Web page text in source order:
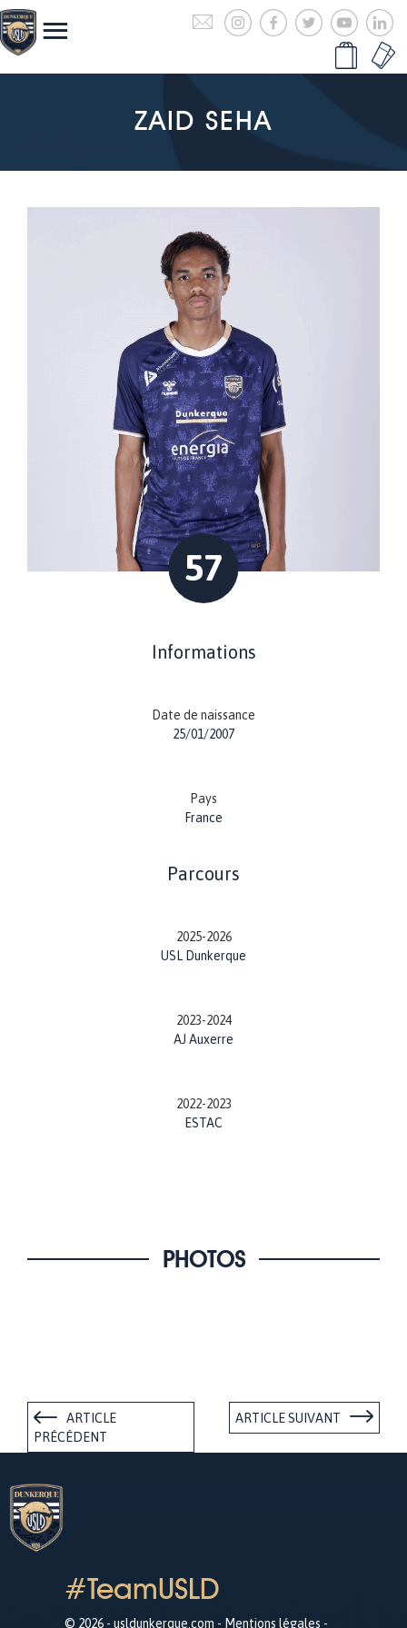
ZAID SEHA
57
Informations
Date de naissance
25/01/2007
Pays
France
Parcours
2025-2026
USL Dunkerque
2023-2024
AJ Auxerre
2022-2023
ESTAC
PHOTOS
ARTICLE
PRÉCÉDENT
ARTICLE SUIVANT
#TeamUSLD
© 2026 - usldunkerque.com - Mentions légales -